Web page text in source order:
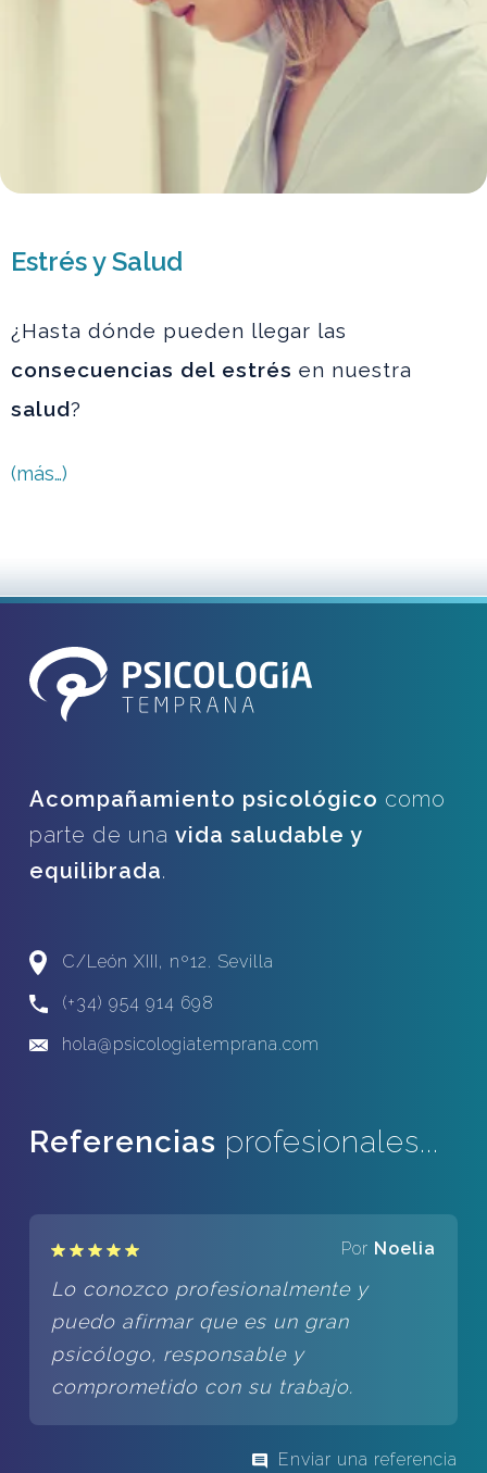
Estrés y Salud
¿Hasta dónde pueden llegar las
consecuencias del estrés en nuestra
salud?
(más…)
Acompañamiento psicológico como
parte de una vida saludable y
equilibrada.
C/León XIII, nº12. Sevilla
(+34) 954 914 698
hola@psicologiatemprana.com
Referencias profesionales...
Por Noelia
Lo conozco profesionalmente y
puedo afirmar que es un gran
psicólogo, responsable y
comprometido con su trabajo.
Enviar una referencia